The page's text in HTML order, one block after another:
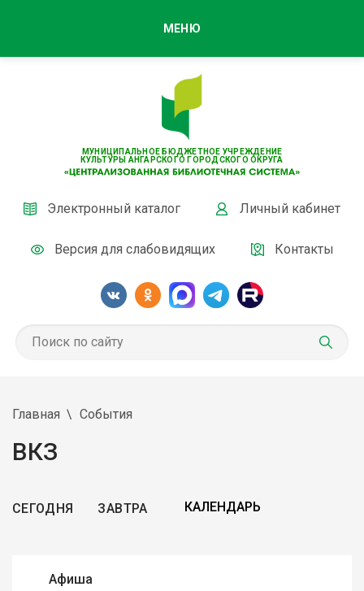
МУНИЦИПАЛЬНОЕ БЮДЖЕТНОЕ УЧРЕЖДЕНИЕ
КУЛЬТУРЫ АНГАРСКОГО ГОРОДСКОГО ОКРУГА
Электронный каталог Личный кабинет
Версия для слабовидящих Контакты
МЕНЮ
Главная События
ВКЗ
СЕГОДНЯ ЗАВТРА
Афиша